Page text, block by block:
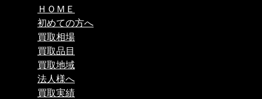
ＨＯＭＥ
初めての方へ
買取相場
買取品目
買取地域
法人様へ
買取実績